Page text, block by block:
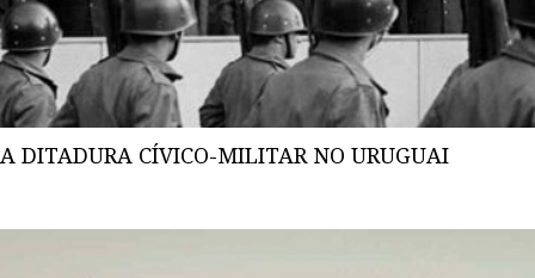
A DITADURA CÍVICO-MILITAR NO URUGUAI